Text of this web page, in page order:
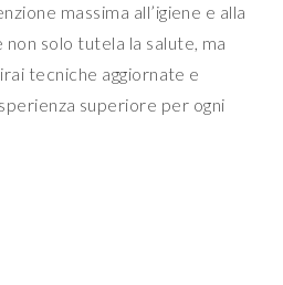
massima all’igiene e alla
solo tutela la salute, ma
tecniche aggiornate e
superiore per ogni